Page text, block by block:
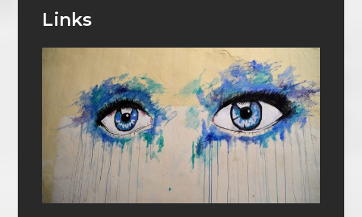
Links